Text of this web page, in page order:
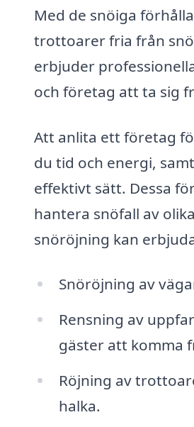
Med de snöiga
trottoarer fria från snö
erbjuder
och företag att ta sig
Att anlita ett företag
du tid och energi,
effektivt sätt. Dessa
hantera snöfall av
snöröjning kan
Snöröjning av
Rensning av
gäster att komma
Röjning av
halka.